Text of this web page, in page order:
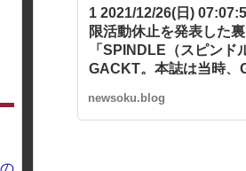
1 2021/12/26(日)
限活動休止を発表した
「SPINDLE（スピン
GACKT。本誌は当時、
newsoku.blog